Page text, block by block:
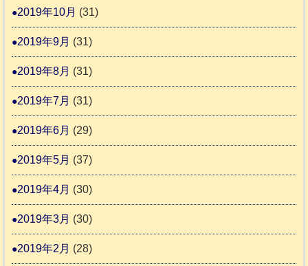
2019年10月 (31)
2019年9月 (31)
2019年8月 (31)
2019年7月 (31)
2019年6月 (29)
2019年5月 (37)
2019年4月 (30)
2019年3月 (30)
2019年2月 (28)